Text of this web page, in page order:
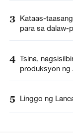
3 Kataas-
para sa dalaw-
4 Tsina,
produksyon ng
5 Linggo ng